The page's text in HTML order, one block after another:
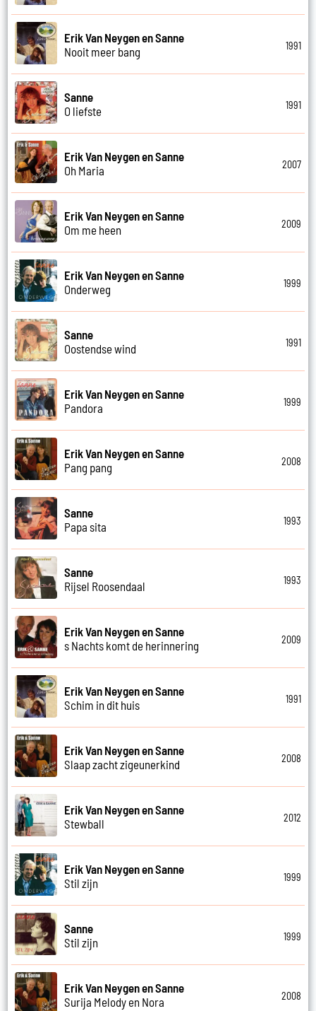
Erik Van Neygen en Sanne
Nooit meer bang
1991
Sanne
O liefste
1991
Erik Van Neygen en Sanne
Oh Maria
2007
Erik Van Neygen en Sanne
Om me heen
2009
Erik Van Neygen en Sanne
Onderweg
1999
Sanne
Oostendse wind
1991
Erik Van Neygen en Sanne
Pandora
1999
Erik Van Neygen en Sanne
Pang pang
2008
Sanne
Papa sita
1993
Sanne
Rijsel Roosendaal
1993
Erik Van Neygen en Sanne
s Nachts komt de herinnering
2009
Erik Van Neygen en Sanne
Schim in dit huis
1991
Erik Van Neygen en Sanne
Slaap zacht zigeunerkind
2008
Erik Van Neygen en Sanne
Stewball
2012
Erik Van Neygen en Sanne
Stil zijn
1999
Sanne
Stil zijn
1999
Erik Van Neygen en Sanne
Surija Melody en Nora
2008